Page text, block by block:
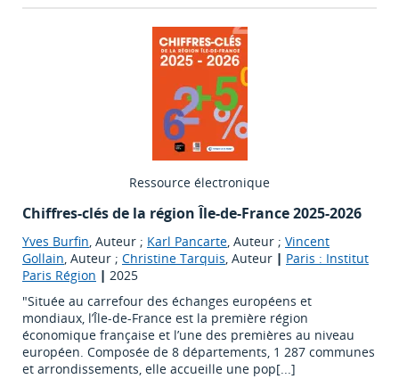
Ressource électronique
Chiffres-clés de la région Île-de-France 2025-2026
Yves Burfin, Auteur ; Karl Pancarte, Auteur ; Vincent
Gollain, Auteur ; Christine Tarquis, Auteur | Paris : Institut
Paris Région | 2025
"Située au carrefour des échanges européens et
mondiaux, l’Île-de-France est la première région
économique française et l’une des premières au niveau
européen. Composée de 8 départements, 1 287 communes
et arrondissements, elle accueille une pop[...]